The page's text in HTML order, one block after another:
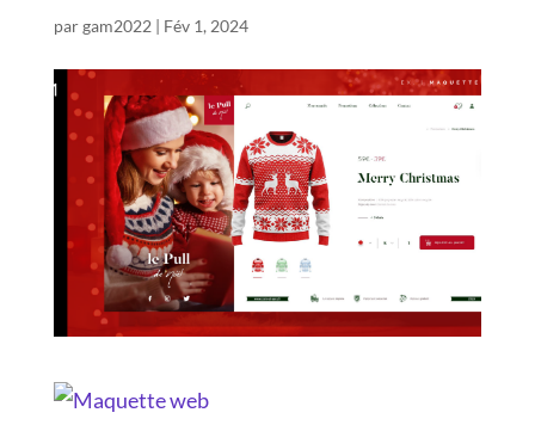
pargam2022 | Fév 1, 2024